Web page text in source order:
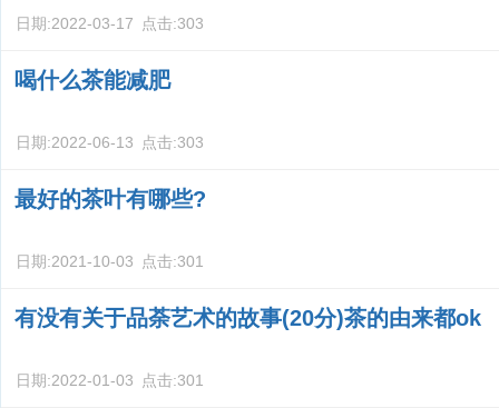
日期:2022-03-17 点击:303
喝什么茶能减肥
日期:2022-06-13 点击:303
最好的茶叶有哪些?
日期:2021-10-03 点击:301
有没有关于品荼艺术的故事(20分)茶的由来都ok
日期:2022-01-03 点击:301